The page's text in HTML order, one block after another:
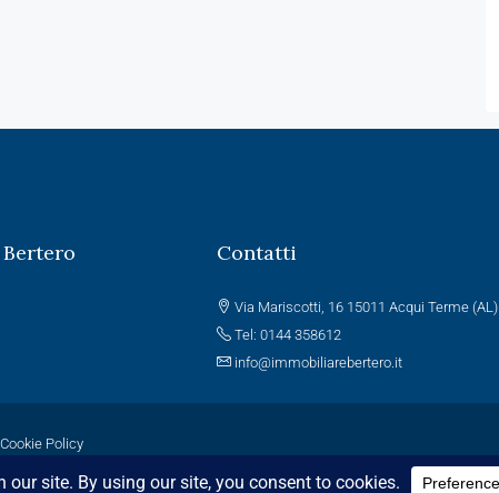
Contatti
Via Mariscotti, 16 15011 Acqui Terme (AL)
Tel: 0144 358612
info@immobiliarebertero.it
Cookie Policy